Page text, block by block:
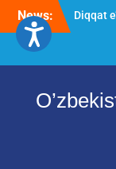
Skip
content
News:
Diqqat
2026”